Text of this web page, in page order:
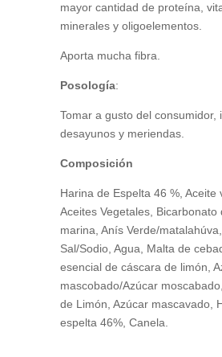
mayor cantidad de proteína,
minerales y oligoelementos.
Aporta mucha fibra.
Posología:
Tomar a gusto del consumidor,
desayunos y meriendas.
Composición
Harina de Espelta 46 %, Aceite
Aceites Vegetales, Bicarbonato
marina, Anís Verde/
Sal/Sodio, Agua, Malta de
esencial de cáscara de limón,
mascobado/Azúcar
de Limón, Azúcar mascavado,
espelta 46%, Canela.